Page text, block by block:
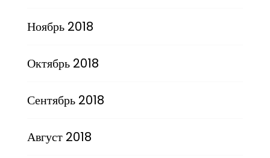
Ноябрь 2018
Октябрь 2018
Сентябрь 2018
Август 2018